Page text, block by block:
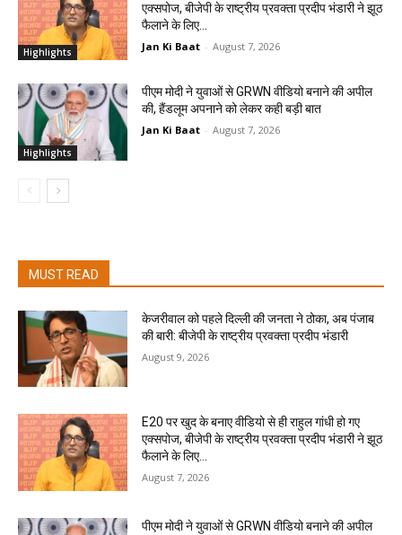
Highlights
एक्सपोज, बीजेपी के राष्ट्रीय प्रवक्ता प्रदीप भंडारी ने झूठ
फैलाने के लिए...
Jan Ki Baat - August 7, 2026
Highlights
पीएम मोदी ने युवाओं से GRWN वीडियो बनाने की अपील
की, हैंडलूम अपनाने को लेकर कही बड़ी बात
Jan Ki Baat - August 7, 2026
MUST READ
केजरीवाल को पहले दिल्ली की जनता ने ठोका, अब पंजाब
की बारी: बीजेपी के राष्ट्रीय प्रवक्ता प्रदीप भंडारी
August 9, 2026
E20 पर खुद के बनाए वीडियो से ही राहुल गांधी हो गए
एक्सपोज, बीजेपी के राष्ट्रीय प्रवक्ता प्रदीप भंडारी ने झूठ
फैलाने के लिए...
August 7, 2026
पीएम मोदी ने युवाओं से GRWN वीडियो बनाने की अपील